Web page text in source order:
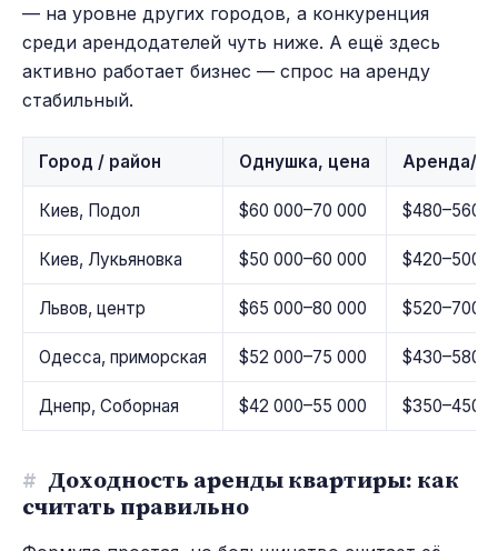
— на уровне других городов, а конкуренция
среди арендодателей чуть ниже. А ещё здесь
активно работает бизнес — спрос на аренду
стабильный.
Город / район Однушка, цена Аренда/
Киев, Подол $60 000–70 000 $480–560
Киев, Лукьяновка $50 000–60 000 $420–500
Львов, центр $65 000–80 000 $520–700
Одесса, приморская $52 000–75 000 $430–580
Днепр, Соборная $42 000–55 000 $350–450
# Доходность аренды квартиры: как
считать правильно